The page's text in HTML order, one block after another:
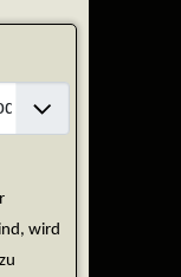
wird